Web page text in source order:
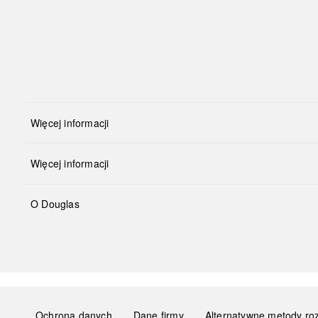
Więcej informacji
Więcej informacji
O Douglas
Ochrona danych Dane firmy Alternatywne metody